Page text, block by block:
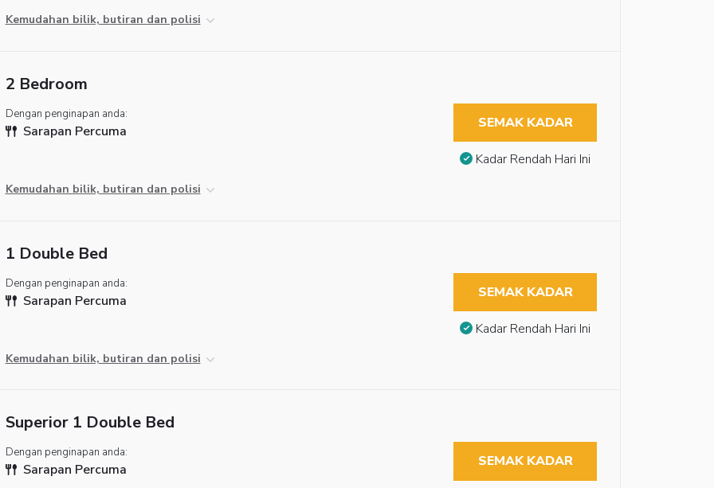
Kemudahan bilik, butiran dan polisi
2 Bedroom
Dengan penginapan anda:
Sarapan Percuma
Kemudahan bilik, butiran dan polisi
SEMAK KADAR
Kadar Rendah Hari Ini
1 Double Bed
Dengan penginapan anda:
Sarapan Percuma
Kemudahan bilik, butiran dan polisi
SEMAK KADAR
Kadar Rendah Hari Ini
Superior 1 Double Bed
Dengan penginapan anda:
Sarapan Percuma SEMAK KADAR